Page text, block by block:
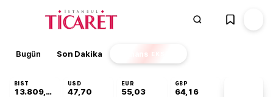
Bugün Son Dakika Finans EKSTRA
BIST
13.809,07
USD
47,70
EUR
55,03
GBP
64,16